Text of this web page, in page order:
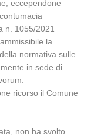
eccependone
n. 1055/2021
la
normativa sulle
in sede di
ricorso il Comune
non ha svolto